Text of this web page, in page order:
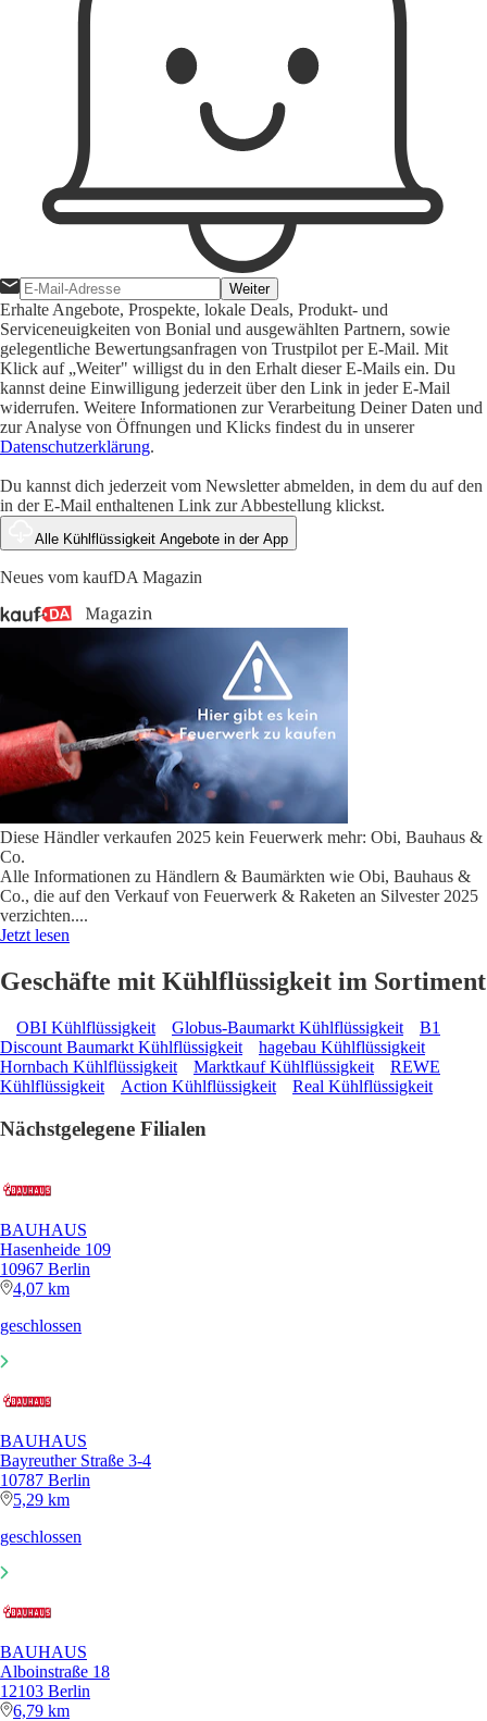
Weiter
Erhalte Angebote, Prospekte, lokale Deals, Produkt- und
Serviceneuigkeiten von Bonial und ausgewählten Partnern, sowie
gelegentliche Bewertungsanfragen von Trustpilot per E-Mail. Mit
Klick auf „Weiter" willigst du in den Erhalt dieser E-Mails ein. Du
kannst deine Einwilligung jederzeit über den Link in jeder E-Mail
widerrufen. Weitere Informationen zur Verarbeitung Deiner Daten und
zur Analyse von Öffnungen und Klicks findest du in unserer
Datenschutzerklärung.
Du kannst dich jederzeit vom Newsletter abmelden, in dem du auf den
in der E-Mail enthaltenen Link zur Abbestellung klickst.
Alle Kühlflüssigkeit Angebote in der App
Neues vom kaufDA Magazin
Diese Händler verkaufen 2025 kein Feuerwerk mehr: Obi, Bauhaus &
Co.
Alle Informationen zu Händlern & Baumärkten wie Obi, Bauhaus &
Co., die auf den Verkauf von Feuerwerk & Raketen an Silvester 2025
verzichten....
Jetzt lesen
Geschäfte mit Kühlflüssigkeit im Sortiment
OBI Kühlflüssigkeit Globus-Baumarkt Kühlflüssigkeit
B1
Discount Baumarkt Kühlflüssigkeit
hagebau Kühlflüssigkeit
Hornbach Kühlflüssigkeit
Marktkauf Kühlflüssigkeit
REWE
Kühlflüssigkeit
Action Kühlflüssigkeit Real Kühlflüssigkeit
Nächstgelegene Filialen
BAUHAUS
Hasenheide 109
10967 Berlin
4,07 km
geschlossen
BAUHAUS
Bayreuther Straße 3-4
10787 Berlin
5,29 km
geschlossen
BAUHAUS
Alboinstraße 18
12103 Berlin
6,79 km